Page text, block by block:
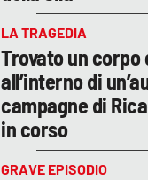
LA TRAGEDIA
Trovato un
all’interno di
campagne di
in corso
GRAVE EPISODIO